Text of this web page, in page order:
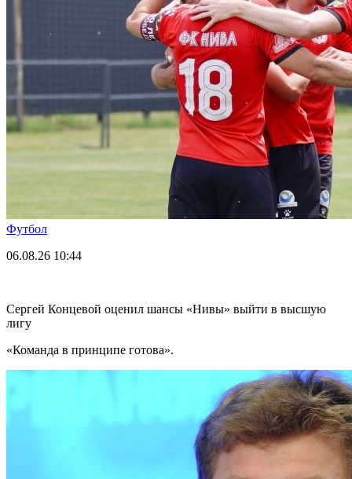
Футбол
06.08.26 10:44
Сергей Концевой оценил шансы «Нивы» выйти в высшую
лигу
«Команда в принципе готова».